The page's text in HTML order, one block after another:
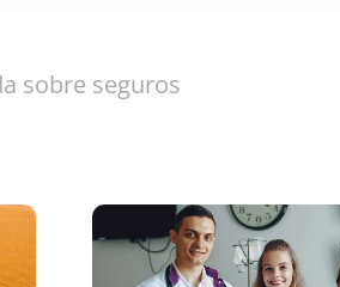
sobre seguros